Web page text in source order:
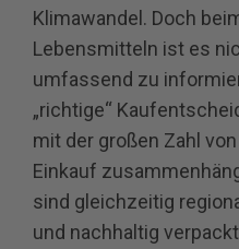
Klimawandel. Doch
Lebensmitteln ist es
umfassend zu
„richtige“
mit der großen Zahl
Einkauf
sind gleichzeitig
und nachhaltig